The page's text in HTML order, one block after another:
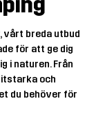
vårt breda utbud
för att ge dig
i naturen. Från
och
du behöver för